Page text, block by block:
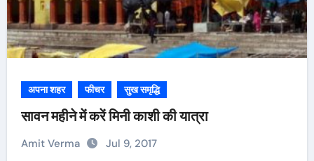
अपना शहर फीचर सुख समृद्धि
सावन महीने में करें मिनी काशी की यात्रा
Amit Verma Jul 9, 2017